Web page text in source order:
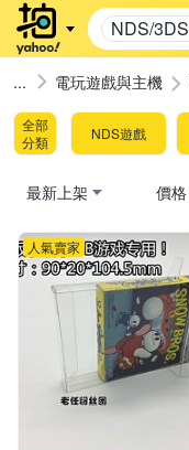
NDS/3DS
電玩遊戲與主機
全部
分類
NDS遊戲
最新上架 價格
人氣賣家